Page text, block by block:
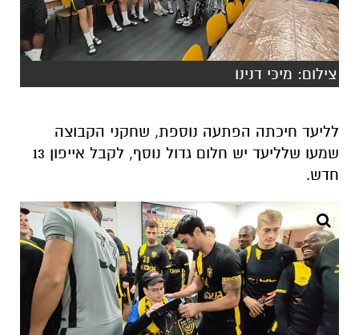
צילום: מיכּי דנינו
לליעד חיכתה הפתעה נוספת, שחקני הקבוצה
שמעו שלליעד יש חלום גדול נוסף, לקבל אייפון 13
חדש.